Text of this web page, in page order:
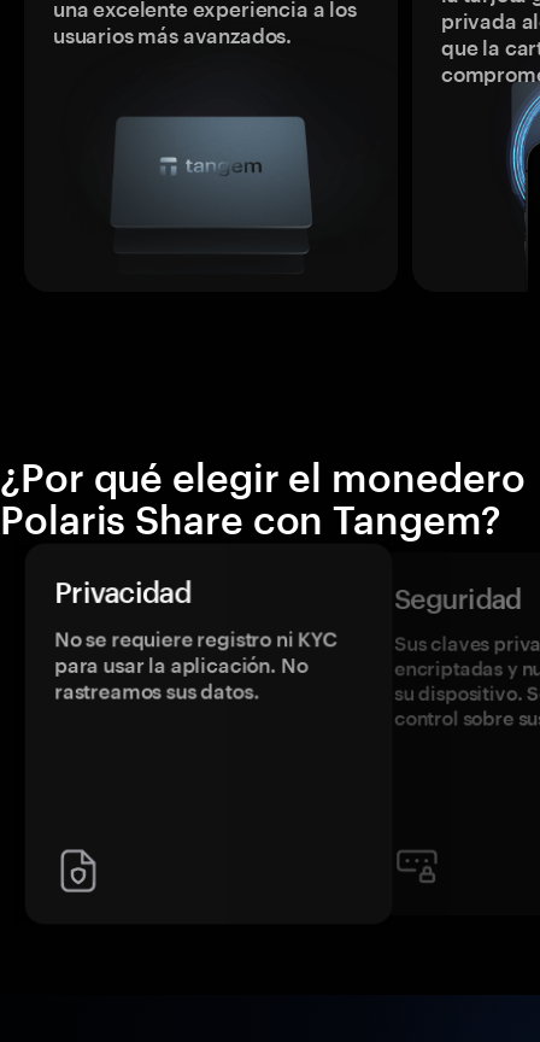
una excelente experiencia a los
usuarios más avanzados.
privada
que la
¿Por qué elegir el monedero
Polaris Share con Tangem?
Privacidad
No se requiere registro ni KYC
para usar la aplicación. No
rastreamos sus datos.
Seguridad
Sus claves
encriptadas y
su dispositivo.
control sobre